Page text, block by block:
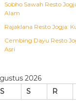
Sobho Sawah Resto
Alam
Rajaklana Resto Jogja:
Cembing Dayu Resto
Asri
2026
S
S R